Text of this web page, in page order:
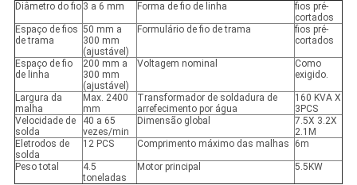
Diâmetro do fio 3 a 6 mm Forma de fio de linha
fios pré-
cortados
Espaço de fios
de trama
50 mm a
300 mm
(ajustável)
Formulário de fio de trama
fios pré-
cortados
Espaço de fio
de linha
200 mm a
300 mm
(ajustável)
Voltagem nominal
Como
exigido.
Largura da
malha
Max. 2400
mm
Transformador de soldadura de
arrefecimento por água
160 KVA X
3PCS
Velocidade de
solda
40 a 65
vezes/min
Dimensão global
7.5X 3.2X
2.1M
Eletrodos de
solda
12 PCS Comprimento máximo das malhas 6m
Peso total
4.5
toneladas
Motor principal 5.5KW